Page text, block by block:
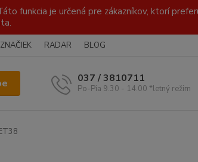
funkcia je určená pre zákazníkov, ktorí
RADAR BLOG
037 / 3810711
Po-Pia 9.30 - 14.00 *letný režim